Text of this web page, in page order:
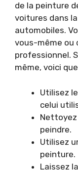
de la peinture
voitures dans
automobiles.
vous-même ou
professionnel.
même, voici
Utilisez
celui
Nettoyez
peindre.
Utilisez
peinture.
Laissez